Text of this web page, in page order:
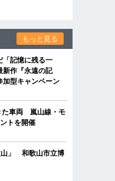
もっと見る
「記憶に残る一
作『永遠の記
加型キャンペーン
た車両 嵐山線・モ
トを開催
山」 和歌山市立博